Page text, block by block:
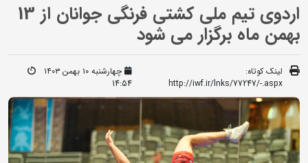
اردوی تیم ملی کشتی فرنگی جوانان از 13
بهمن ماه برگزار می شود
لینک کوتاه:
http://iwf.ir/lnks/77247/-.aspx
چهارشنبه ۱۰ بهمن ۱۴۰۳
14:54